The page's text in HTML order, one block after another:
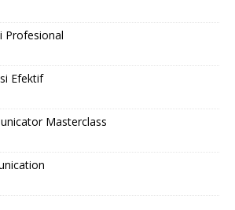
Profesional
Efektif
Masterclass